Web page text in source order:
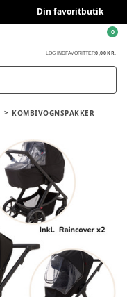
Din favoritbutik
LOG INDFAVORITTER0,00 KR.
0
KOMBIVOGNSPAKKER